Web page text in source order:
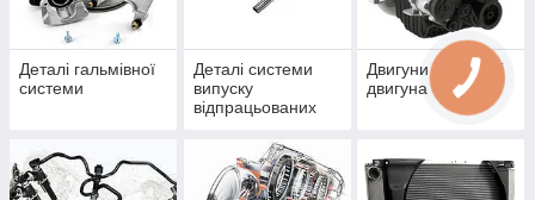
Деталі гальмівної
системи
Деталі системи
випуску
відпрацьованих
Двигуни та деталі
двигуна